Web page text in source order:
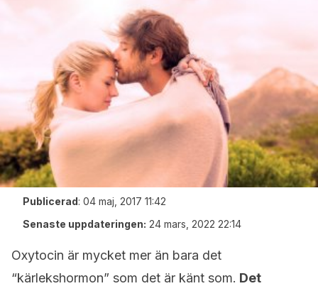
Publicerad: 04 maj, 2017 11:42
Senaste uppdateringen: 24 mars, 2022 22:14
Oxytocin är mycket mer än bara det
“kärlekshormon” som det är känt som. Det